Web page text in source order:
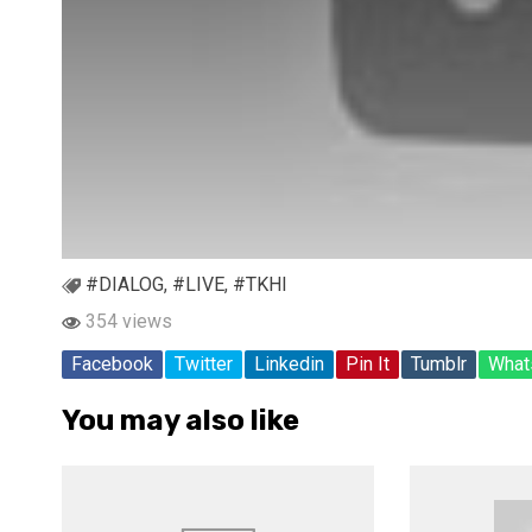
#DIALOG, #LIVE, #TKHI
354 views
Facebook
Twitter Linkedin Pin It Tumblr
You may also like